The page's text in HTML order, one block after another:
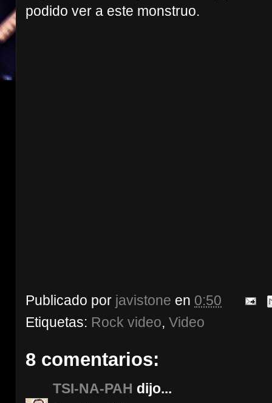
podido ver a este monstruo.
Publicado por javistone en 0:50
Etiquetas: Rock video, Video
8 comentarios:
TSI-NA-PAH dijo...